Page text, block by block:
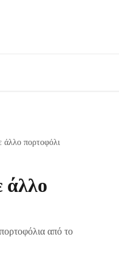
άλλο πορτοφόλι
άλλο
από το